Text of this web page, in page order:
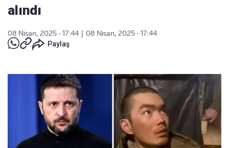
alındı
08 Nisan, 2025 - 17:44
08 Nisan, 2025 - 17:44
Paylaş